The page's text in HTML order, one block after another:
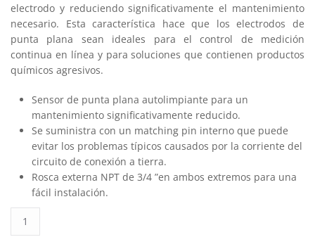
electrodo y reduciendo significativamente el mantenimiento
necesario. Esta característica hace que los electrodos de
punta plana sean ideales para el control de medición
continua en línea y para soluciones que contienen productos
químicos agresivos.
Sensor de punta plana autolimpiante para un
mantenimiento significativamente reducido.
Se suministra con un matching pin interno que puede
evitar los problemas típicos causados ​​por la corriente del
circuito de conexión a tierra.
Rosca externa NPT de 3/4 ”en ambos extremos para una
fácil instalación.
industrial